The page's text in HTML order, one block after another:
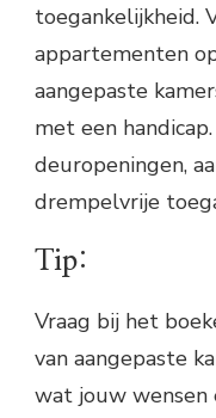
toegankelijkheid.
appartementen
aangepaste
met een
deuropeningen,
drempelvrije
Tip:
Vraag bij het
van aangepaste
wat jouw wensen